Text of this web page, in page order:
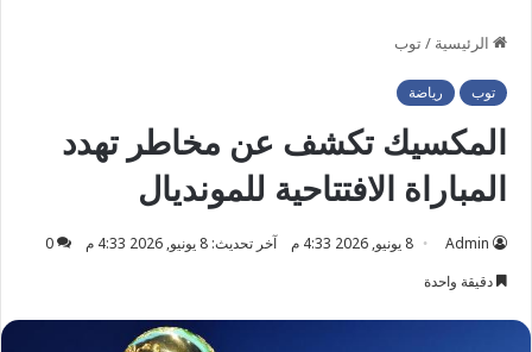
الرئيسية /توب
توب رياضة
المكسيك تكشف عن مخاطر تهدد
المباراة الافتتاحية للمونديال
Admin 8 يونيو, 2026 4:33 م آخر تحديث: 8 يونيو, 2026 4:33 م
0
دقيقة واحدة